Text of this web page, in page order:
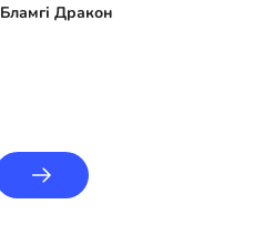
Бламгі Дракон